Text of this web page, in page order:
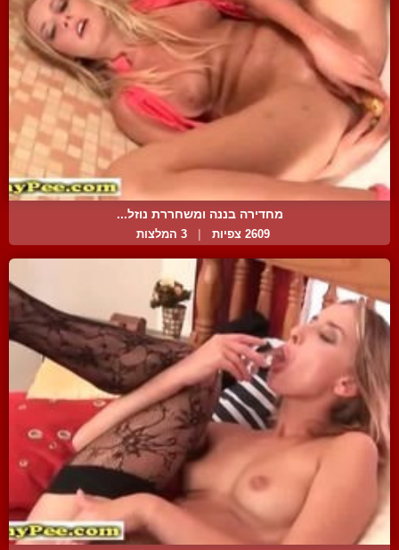
מחדירה בננה ומשחררת נוזל...
2609 צפיות 3 המלצות